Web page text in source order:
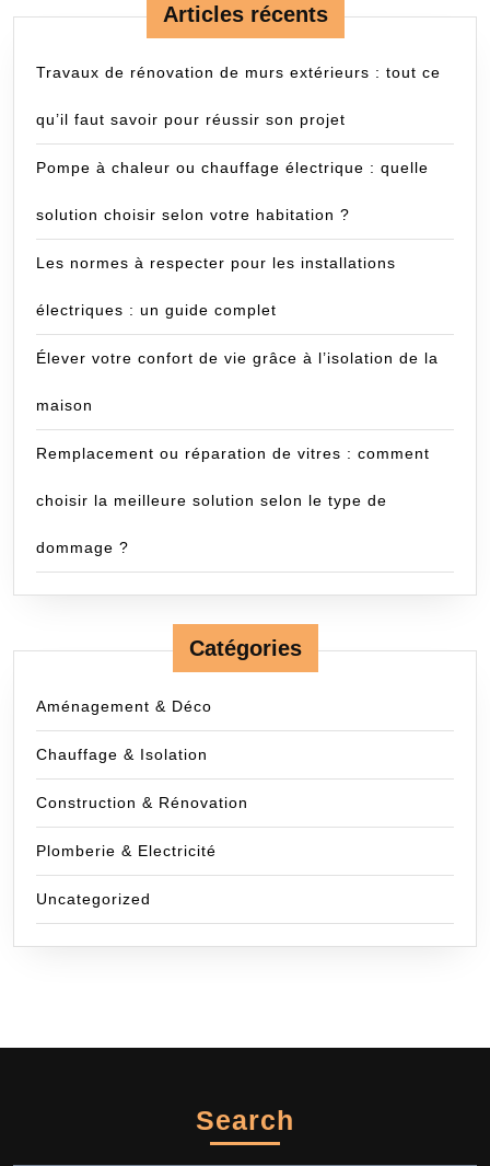
Articles récents
Travaux de rénovation de murs extérieurs : tout ce
qu’il faut savoir pour réussir son projet
Pompe à chaleur ou chauffage électrique : quelle
solution choisir selon votre habitation ?
Les normes à respecter pour les installations
électriques : un guide complet
Élever votre confort de vie grâce à l’isolation de la
maison
Remplacement ou réparation de vitres : comment
choisir la meilleure solution selon le type de
dommage ?
Catégories
Aménagement & Déco
Chauffage & Isolation
Construction & Rénovation
Plomberie & Electricité
Uncategorized
Search